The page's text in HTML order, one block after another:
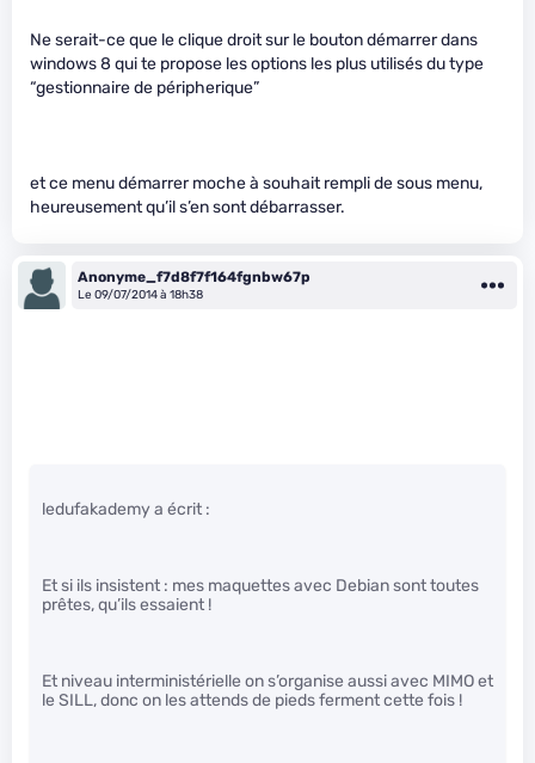
Ne serait-ce que le clique droit sur le bouton démarrer dans
windows 8 qui te propose les options les plus utilisés du type
“gestionnaire de péripherique”
et ce menu démarrer moche à souhait rempli de sous menu,
heureusement qu’il s’en sont débarrasser.
Anonyme_f7d8f7f164fgnbw67p
Le 09/07/2014 à 18h38
ledufakademy a écrit :
Et si ils insistent : mes maquettes avec Debian sont toutes
prêtes, qu’ils essaient !
Et niveau interministérielle on s’organise aussi avec MIMO et
le SILL, donc on les attends de pieds ferment cette fois !